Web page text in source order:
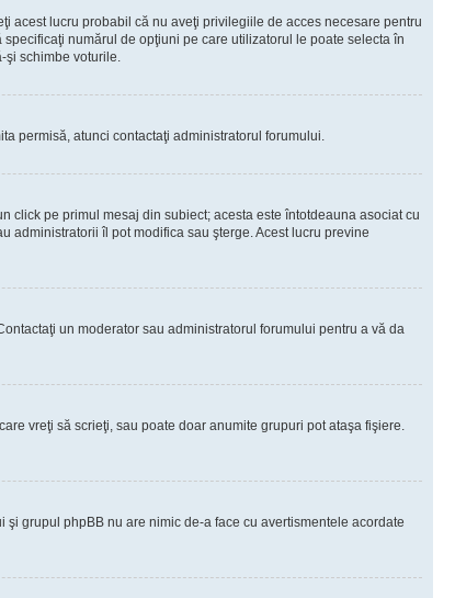
acest lucru probabil că nu aveţi privilegiile de acces necesare pentru
numărul de opţiuni pe care utilizatorul le poate selecta în
şi schimbe voturile.
permisă, atunci contactaţi administratorul forumului.
click pe primul mesaj din subiect; acesta este întotdeauna asociat cu
administratorii îl pot modifica sau şterge. Acest lucru previne
un moderator sau administratorul forumului pentru a vă da
vreţi să scrieţi, sau poate doar anumite grupuri pot ataşa fişiere.
grupul phpBB nu are nimic de-a face cu avertismentele acordate